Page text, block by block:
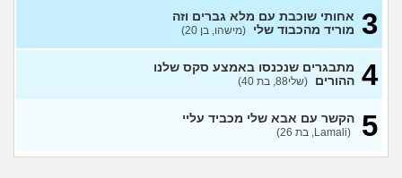
איך אני אמורה להתמודד עם
(אנונימית, בת 21)
אני רוצה לנתק איתו קשר ולא
מצליחה לעשות את זה
בת 28)
נערה בת 18 שרוצה לצאת
בשאלה ומפחדת מהתגובה של
3 אחותי שוכבת עם מלא גברים וזה
מוריד מהכבוד שלי (מישהו, בן 20)
4 מתבגרים שנכנסו באמצע סקס שלנו
ההורים (שלי88, בת 40)
5 הקשר עם אבא שלי מכביד עליי
(Lamali, בת 26)